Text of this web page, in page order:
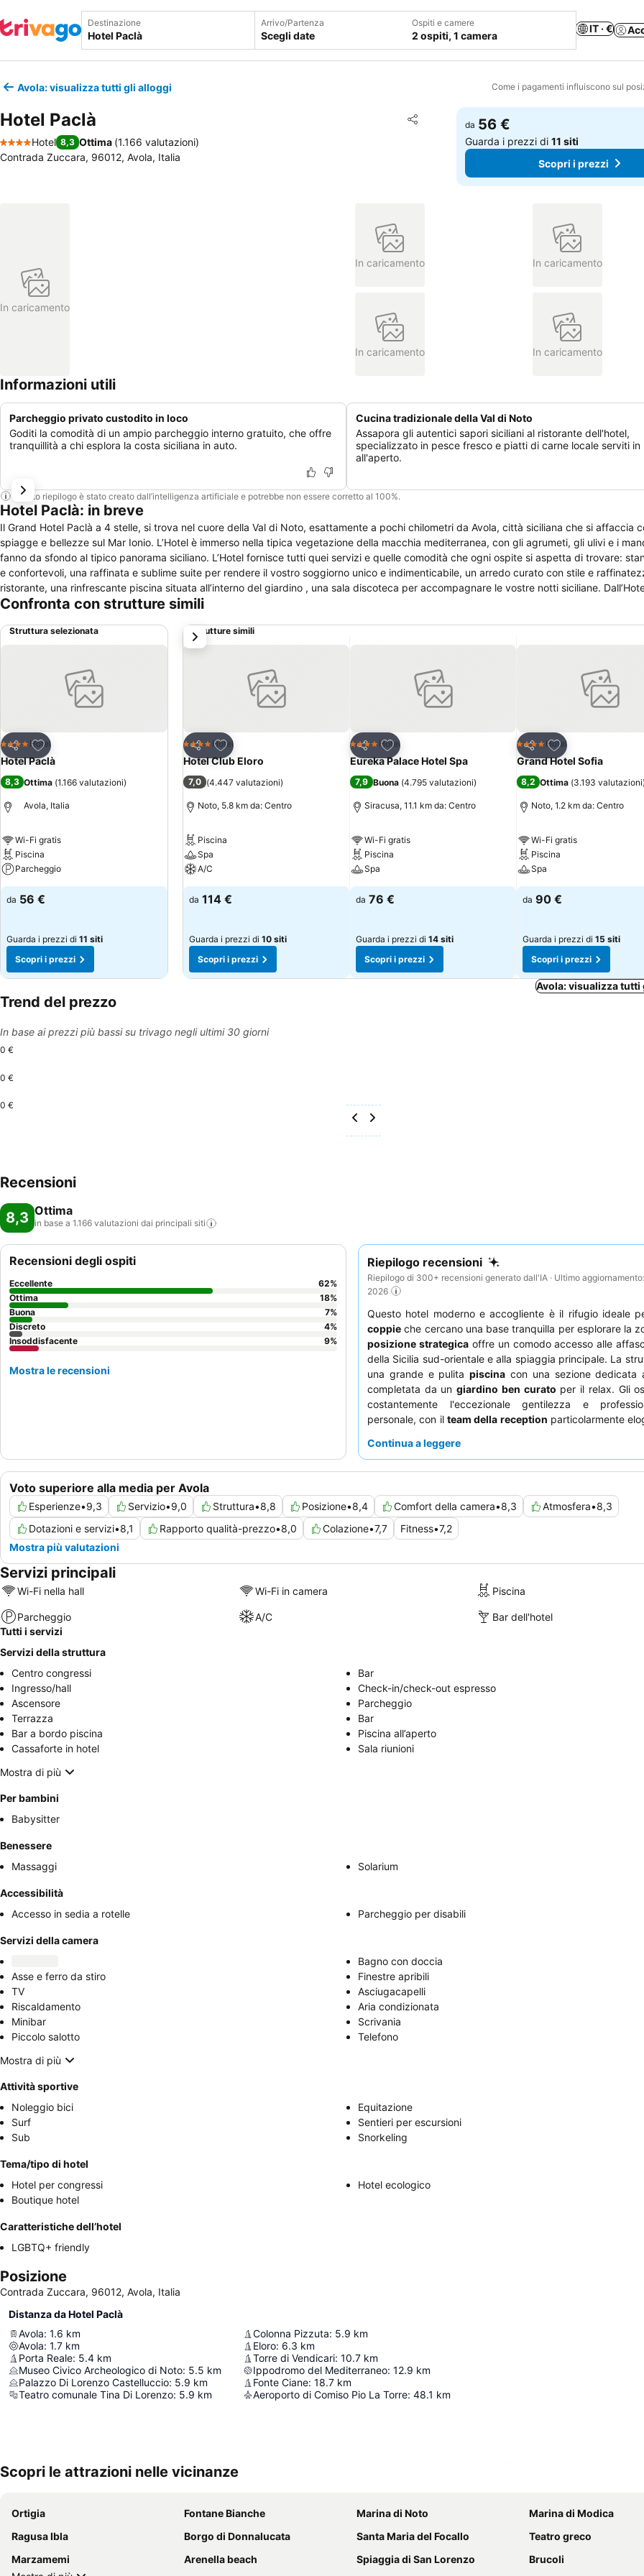
Destinazione Arrivo/Partenza
Scegli date
Ospiti e camere
2 ospiti, 1 camera
IT · €
Avola: visualizza tutti gli alloggi Come i pagamenti influiscono sul
Hotel Paclà Condividi
Aggiungi ai preferiti
4 Stelle
Hotel 8,3 Ottima (1.166 valutazioni)
Contrada Zuccara, 96012, Avola, Italia
da 56 €
Guarda i prezzi di11 siti
Scopri i prezzi
In caricamento
In caricamento In caricamento
In caricamento In caricamento
Informazioni utili
Parcheggio privato custodito in loco
Goditi la comodità di un ampio parcheggio interno gratuito, che offre
tranquillità a chi esplora la costa siciliana in auto.
Cucina tradizionale della Val di Noto
Assapora gli autentici sapori siciliani al ristorante dell'hotel,
specializzato in pesce fresco e piatti di carne locale serviti in
all'aperto.
Questo riepilogo è stato creato dall’intelligenza artificiale e potrebbe non essere corretto al 100%.
Hotel Paclà: in breve
Il Grand Hotel Paclà a 4 stelle, si trova nel cuore della Val di Noto, esattamente a pochi chilometri da Avola, città siciliana che si affaccia
spiagge e bellezze sul Mar Ionio. L’Hotel è immerso nella tipica vegetazione della macchia mediterranea, con gli agrumeti, gli ulivi e i
fanno da sfondo al tipico panorama siciliano. L’Hotel fornisce tutti quei servizi e quelle comodità che ogni ospite si aspetta di trovare:
e confortevoli, una raffinata e sublime suite per rendere il vostro soggiorno unico e indimenticabile, un arredo curato con stile e
ristorante, una rinfrescante piscina situata all’interno del giardino , una sala discoteca per accompagnare le vostre notti siciliane. Dall’Hotel è possibile
raggiungere e visitare in breve tempo le bellezze e gli eventi più suggestivi e folkloristici di tutta la Sicilia. Il mare e il sole della nostra isola
Confronta con strutture simili
Struttura selezionata
Condividi
Aggiungi ai preferiti
4 StelleHotel
Hotel Paclà
8,3 Ottima (1.166 valutazioni)
Avola, Italia
Wi-Fi gratis
Piscina
Parcheggio
da 56 €
Guarda i prezzi di 11 siti
Scopri i prezzi
Strutture simili
Condividi
Aggiungi ai preferiti
4 StelleHotel
Hotel Club Eloro
7,0 (4.447 valutazioni)
Noto, 5.8 km da: Centro
Piscina
Spa
A/C
da 114 €
Guarda i prezzi di 10 siti
Scopri i prezzi
Condividi
Aggiungi ai preferiti
4 StelleHotel
Eureka Palace Hotel Spa
7,9 Buona (4.795 valutazioni)
Siracusa, 11.1 km da: Centro
Wi-Fi gratis
Piscina
Spa
da 76 €
Guarda i prezzi di 14 siti
Scopri i prezzi
Condividi
Aggiungi ai
4 StelleHotel
Grand Hotel Sofia
8,2 Ottima (3.193 valutazioni)
Noto, 1.2 km da: Centro
Wi-Fi gratis
Piscina
Spa
da 90 €
Guarda i prezzi di 15 siti
Scopri i prezzi
successivo
Avola: visualizza tutti
Trend del prezzo
In base ai prezzi più bassi su trivago negli ultimi 30 giorni
0 €
0 €
0 €
Recensioni
8,3 Ottima
in base a 1.166 valutazioni dai principali siti
Riepilogo recensioni
Riepilogo di 300+ recensioni generato dall'IA · Ultimo
2026
Questo hotel moderno e accogliente è il rifugio ideale
coppie che cercano una base tranquilla per esplorare la
posizione strategicaoffre un comodo accesso alle
della Sicilia sud-orientale e alla spiaggia principale. La
una grande e pulitapiscina con una sezione dedicata
completata da ungiardino ben curato per il relax. Gli
costantemente l'eccezionale gentilezza e
personale, con il team della reception particolarmente
una camera conbalcone
Continua a leggere
Voto superiore alla media per Avola
Esperienze•9,3 Servizio•9,0 Struttura•8,8 Posizione•8,4 Comfort della camera•8,3 Atmosfera•8,3
Dotazioni e servizi•8,1 Rapporto qualità-prezzo•8,0 Colazione•7,7 Fitness•7,2
Mostra più valutazioni
Recensioni degli ospiti
Eccellente 62%
Ottima
18%
Buona
7%
Discreto
4%
Insoddisfacente
9%
Mostra le recensioni
Servizi principali
Wi-Fi nella hall Wi-Fi in camera Piscina
Parcheggio A/C
Bar dell'hotel
Tutti i servizi
Servizi della struttura
Centro congressi
Bar
Ingresso/hall
Check-in/check-out espresso
Ascensore
Parcheggio
Terrazza
Bar
Bar a bordo piscina
Piscina all’aperto
Cassaforte in hotel
Sala riunioni
Mostra di più
Per bambini
Babysitter
Benessere
Massaggi
Solarium
Accessibilità
Accesso in sedia a rotelle
Parcheggio per disabili
Servizi della camera
Bagno con doccia
Asse e ferro da stiro
Finestre apribili
TV
Asciugacapelli
Riscaldamento
Aria condizionata
Minibar
Scrivania
Piccolo salotto
Telefono
Mostra di più
Attività sportive
Noleggio bici
Equitazione
Surf
Sentieri per escursioni
Sub
Snorkeling
Tema/tipo di hotel
Hotel per congressi
Hotel ecologico
Boutique hotel
Caratteristiche dell’hotel
LGBTQ+ friendly
Posizione
Contrada Zuccara, 96012, Avola, Italia
Distanza da Hotel Paclà
Avola: 1.6 km
Avola: 1.7 km
Porta Reale: 5.4 km
Museo Civico Archeologico di Noto: 5.5 km
Palazzo Di Lorenzo Castelluccio: 5.9 km
Teatro comunale Tina Di Lorenzo: 5.9 km
Colonna Pizzuta: 5.9 km
Eloro: 6.3 km
Torre di Vendicari: 10.7 km
Ippodromo del Mediterraneo: 12.9 km
Fonte Ciane: 18.7 km
Aeroporto di Comiso Pio La Torre: 48.1 km
Scopri le attrazioni nelle vicinanze
Ortigia Fontane Bianche Marina di Noto
Marina di Modica
Ragusa Ibla
Borgo di Donnalucata Santa Maria del Focallo
Teatro greco
Marzamemi
Arenella beach Spiaggia di San Lorenzo
Brucoli